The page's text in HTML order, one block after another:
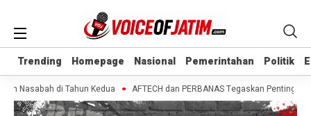
Trending Homepage Nasional Pemerintahan Politik
Trending Homepage Nasional Pemerintahan Politik
Nasabah di Tahun Kedua AFTECH dan PERBANAS Tegaskan Pentingnya